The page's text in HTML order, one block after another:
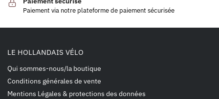
Paiement via notre plateforme de paiement sécurisée
LE HOLLANDAIS VÉLO
Qui sommes-nous/la boutique
Conditions générales de vente
Mentions Légales & protections des données